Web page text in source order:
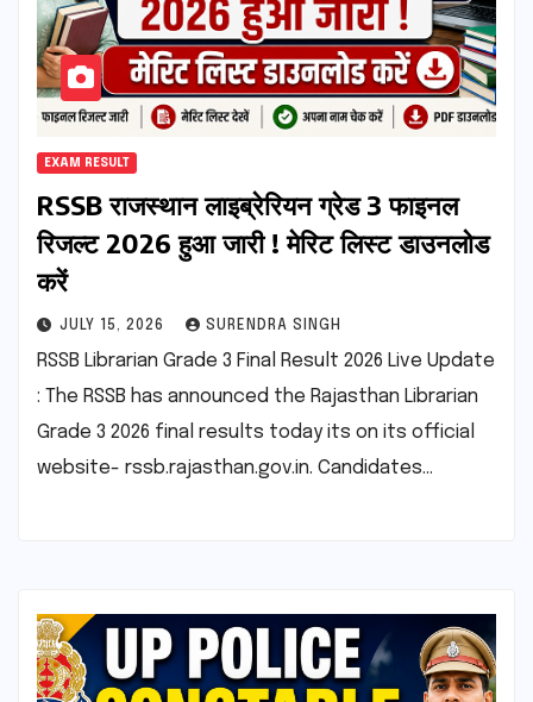
EXAM RESULT
RSSB राजस्थान लाइब्रेरियन ग्रेड 3 फाइनल
रिजल्ट 2026 हुआ जारी ! मेरिट लिस्ट डाउनलोड
करें
JULY 15, 2026 SURENDRA SINGH
RSSB Librarian Grade 3 Final Result 2026 Live Update
: The RSSB has announced the Rajasthan Librarian
Grade 3 2026 final results today its on its official
website- rssb.rajasthan.gov.in. Candidates…